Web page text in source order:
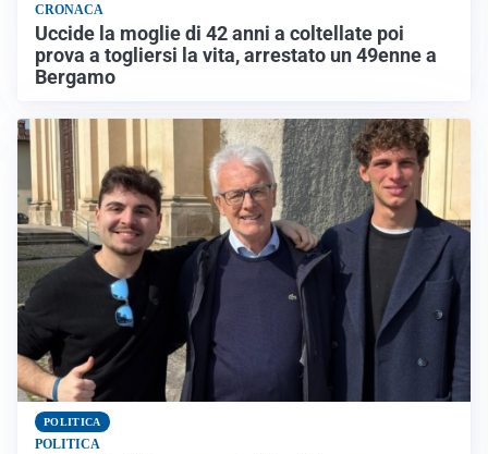
CRONACA
Uccide la moglie di 42 anni a coltellate poi
prova a togliersi la vita, arrestato un 49enne a
Bergamo
POLITICA
POLITICA